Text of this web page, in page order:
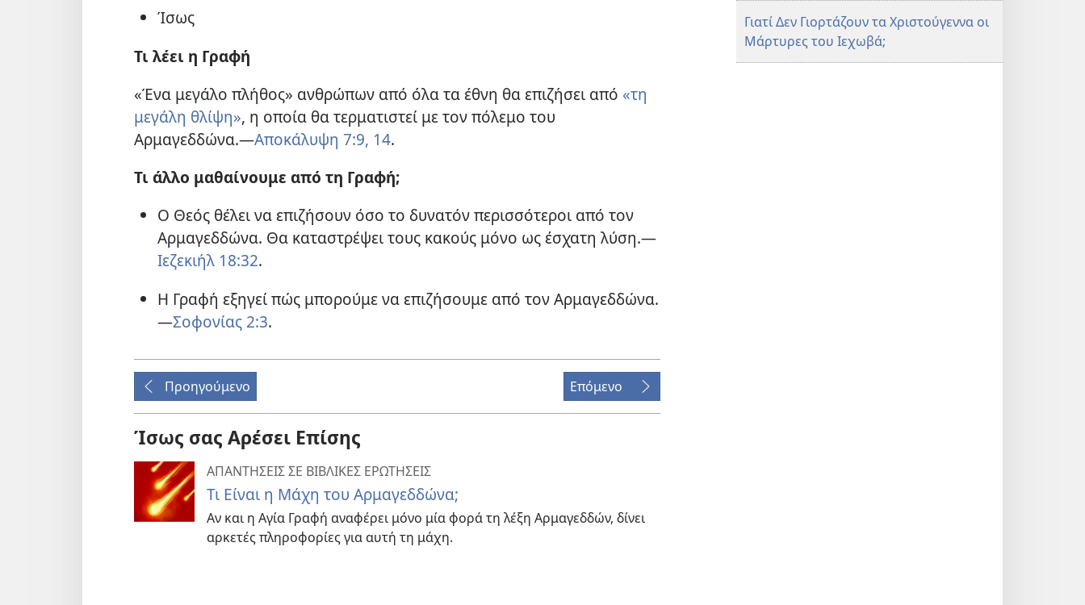
Ίσως
Τι λέει η Γραφή
«Ένα μεγάλο πλήθος» ανθρώπων από όλα τα έθνη θα επιζήσει από «τη
μεγάλη θλίψη», η οποία θα τερματιστεί με τον πόλεμο του
Αρμαγεδδώνα.​—Αποκάλυψη 7:9, 14.
Τι άλλο μαθαίνουμε από τη Γραφή;
Ο Θεός θέλει να επιζήσουν όσο το δυνατόν περισσότεροι από τον
Αρμαγεδδώνα. Θα καταστρέψει τους κακούς μόνο ως έσχατη λύση.​—
Ιεζεκιήλ 18:32.
Η Γραφή εξηγεί πώς μπορούμε να επιζήσουμε από τον Αρμαγεδδώνα.​
—Σοφονίας 2:3.
Προηγούμενο Επόμενο
Ίσως σας Αρέσει Επίσης
ΑΠΑΝΤΗΣΕΙΣ ΣΕ ΒΙΒΛΙΚΕΣ ΕΡΩΤΗΣΕΙΣ
Τι Είναι η Μάχη του Αρμαγεδδώνα;
Αν και η Αγία Γραφή αναφέρει μόνο μία φορά τη λέξη Αρμαγεδδών, δίνει
αρκετές πληροφορίες για αυτή τη μάχη.
Γιατί Δεν Γιορτάζουν τα Χριστούγεννα οι
Μάρτυρες του Ιεχωβά;